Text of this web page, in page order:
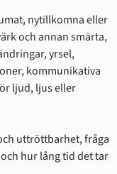
nytillkomna eller
och annan smärta,
yrsel,
kommunikativa
ljud, ljus eller
uttröttbarhet, fråga
hur lång tid det tar